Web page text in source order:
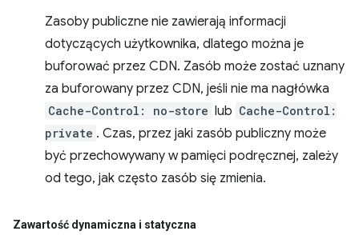
Zasoby publiczne nie zawierają informacji
dotyczących użytkownika, dlatego można je
buforować przez CDN. Zasób może zostać uznany
za buforowany przez CDN, jeśli nie ma nagłówka
Cache-Control: no-store lub Cache-Control:
private . Czas, przez jaki zasób publiczny może
być przechowywany w pamięci podręcznej, zależy
od tego, jak często zasób się zmienia.
Zawartość dynamiczna i statyczna